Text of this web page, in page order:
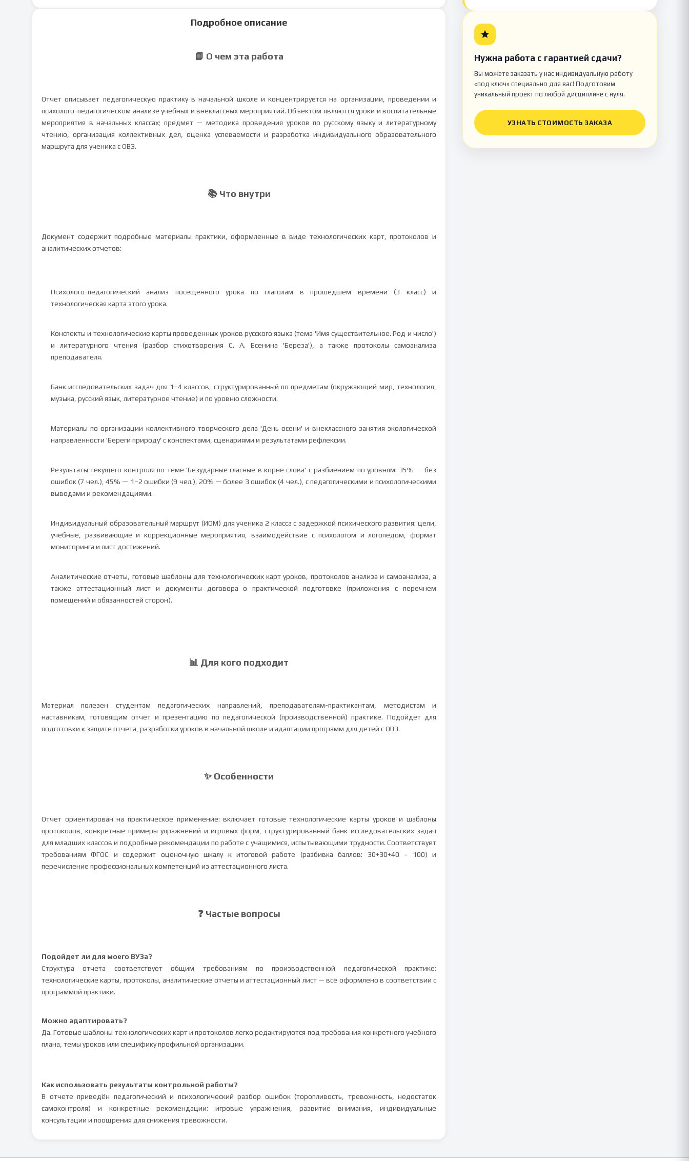
Подробное описание
📘 О чем эта работа
Отчет описывает педагогическую практику в начальной школе и концентрируется на организации, проведении и
психолого-педагогическом анализе учебных и внеклассных мероприятий. Объектом являются уроки и воспитательные
мероприятия в начальных классах; предмет — методика проведения уроков по русскому языку и литературному
чтению, организация коллективных дел, оценка успеваемости и разработка индивидуального образовательного
маршрута для ученика с ОВЗ.
📚 Что внутри
Документ содержит подробные материалы практики, оформленные в виде технологических карт, протоколов и
аналитических отчетов:
Психолого-педагогический анализ посещенного урока по глаголам в прошедшем времени (3 класс) и
технологическая карта этого урока.
Конспекты и технологические карты проведенных уроков русского языка (тема 'Имя существительное. Род и число')
и литературного чтения (разбор стихотворения С. А. Есенина 'Береза'), а также протоколы самоанализа
преподавателя.
Банк исследовательских задач для 1–4 классов, структурированный по предметам (окружающий мир, технология,
музыка, русский язык, литературное чтение) и по уровню сложности.
Материалы по организации коллективного творческого дела 'День осени' и внеклассного занятия экологической
направленности 'Береги природу' с конспектами, сценариями и результатами рефлексии.
Результаты текущего контроля по теме 'Безударные гласные в корне слова' с разбиением по уровням: 35% — без
ошибок (7 чел.), 45% — 1–2 ошибки (9 чел.), 20% — более 3 ошибок (4 чел.), с педагогическими и психологическими
выводами и рекомендациями.
Индивидуальный образовательный маршрут (ИОМ) для ученика 2 класса с задержкой психического развития: цели,
учебные, развивающие и коррекционные мероприятия, взаимодействие с психологом и логопедом, формат
мониторинга и лист достижений.
Аналитические отчеты, готовые шаблоны для технологических карт уроков, протоколов анализа и самоанализа, а
также аттестационный лист и документы договора о практической подготовке (приложения с перечнем
помещений и обязанностей сторон).
📊 Для кого подходит
Материал полезен студентам педагогических направлений, преподавателям-практикантам, методистам и
наставникам, готовящим отчёт и презентацию по педагогической (производственной) практике. Подойдет для
подготовки к защите отчета, разработки уроков в начальной школе и адаптации программ для детей с ОВЗ.
✨ Особенности
Отчет ориентирован на практическое применение: включает готовые технологические карты уроков и шаблоны
протоколов, конкретные примеры упражнений и игровых форм, структурированный банк исследовательских задач
для младших классов и подробные рекомендации по работе с учащимися, испытывающими трудности. Соответствует
требованиям ФГОС и содержит оценочную шкалу к итоговой работе (разбивка баллов: 30+30+40 = 100) и
перечисление профессиональных компетенций из аттестационного листа.
❓ Частые вопросы
Подойдет ли для моего ВУЗа?
Структура отчета соответствует общим требованиям по производственной педагогической практике:
технологические карты, протоколы, аналитические отчеты и аттестационный лист — всё оформлено в соответствии с
программой практики.
Можно адаптировать?
Да. Готовые шаблоны технологических карт и протоколов легко редактируются под требования конкретного учебного
плана, темы уроков или специфику профильной организации.
Как использовать результаты контрольной работы?
В отчете приведён педагогический и психологический разбор ошибок (торопливость, тревожность, недостаток
самоконтроля) и конкретные рекомендации: игровые упражнения, развитие внимания, индивидуальные
консультации и поощрения для снижения тревожности.
Нужна работа с гарантией сдачи?
Вы можете заказать у нас индивидуальную работу
«под ключ» специально для вас! Подготовим
уникальный проект по любой дисциплине с нуля.
УЗНАТЬ СТОИМОСТЬ ЗАКАЗА